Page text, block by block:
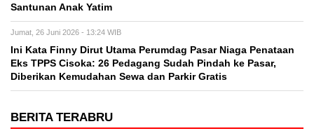
Santunan Anak Yatim
Jumat, 26 Juni 2026 - 13:24 WIB
Ini Kata Finny Dirut Utama Perumdag Pasar Niaga Penataan
Eks TPPS Cisoka: 26 Pedagang Sudah Pindah ke Pasar,
Diberikan Kemudahan Sewa dan Parkir Gratis
BERITA TERABRU